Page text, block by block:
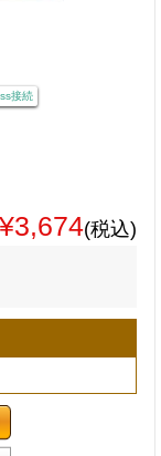
接続
¥3,674(税込)